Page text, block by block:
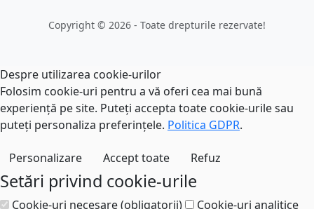
Copyright © 2026 - Toate drepturile rezervate!
Despre utilizarea cookie-urilor
Folosim cookie-uri pentru a vă oferi cea mai bună
experiență pe site. Puteți accepta toate cookie-urile sau
puteți personaliza preferințele. Politica GDPR.
Personalizare Accept toate Refuz
Setări privind cookie-urile
Cookie-uri necesare (obligatorii) Cookie-uri analitice